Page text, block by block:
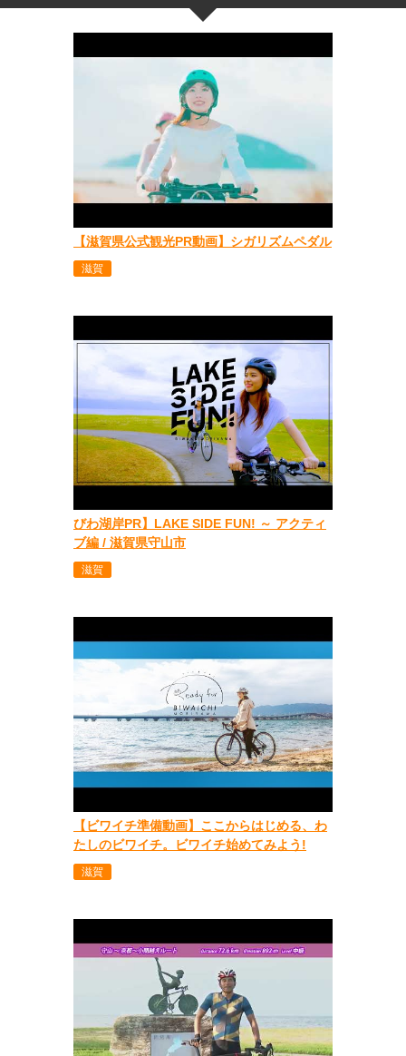
【滋賀県公式観光PR動画】シガリズムペダル
滋賀
びわ湖岸PR】LAKE SIDE FUN! ～ アクティ
ブ編 / 滋賀県守山市
滋賀
【ビワイチ準備動画】ここからはじめる、わ
たしのビワイチ。ビワイチ始めてみよう!
滋賀